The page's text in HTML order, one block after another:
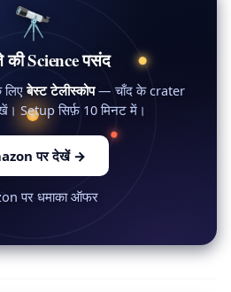
🔭
की Science पसंद
लिएबेस्ट टेलीस्कोप— चाँद के crater
Setup सिर्फ़ 10 मिनट में।
पर देखें→
पर धमाका ऑफर